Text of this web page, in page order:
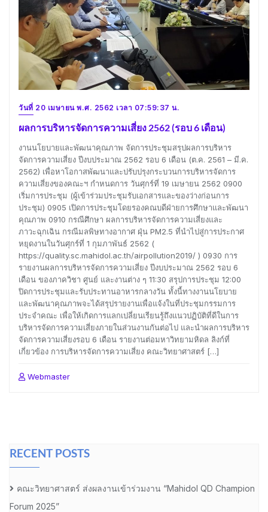
วันที่ 20 เมษายน พ.ศ. 2562 เวลา 07:59:37 น.
ผลการบริหารจัดการความเสี่ยง 2562 (รอบ 6 เดือน)
งานนโยบายและพัฒนาคุณภาพ จัดการประชุมสรุปผลการบริหาร
จัดการความเสี่ยง ปีงบประมาณ 2562 รอบ 6 เดือน (ต.ค. 2561 – มี.ค.
2562) เพื่อหาโอกาสพัฒนาและปรับปรุงกระบวนการบริหารจัดการ
ความเสี่ยงของคณะฯ กำหนดการ วันศุกร์ที่ 19 เมษายน 2562 0900
เริ่มการประชุม (ผู้เข้าร่วมประชุมรับเอกสารและของว่างก่อนการ
ประชุม) 0905 เปิดการประชุมโดยรองคณบดีฝ่ายการศึกษาและพัฒนา
คุณภาพ 0910 กรณีศึกษา ผลการบริหารจัดการความเสี่ยงและ
ภาวะฉุกเฉิน กรณีมลพิษทางอากาศ ฝุ่น PM2.5 ที่นำไปสู่การประกาศ
หยุดงานในวันศุกร์ที่ 1 กุมภาพันธ์ 2562 (
https://quality.sc.mahidol.ac.th/airpollution2019/ ) 0930 การ
รายงานผลการบริหารจัดการความเสี่ยง ปีงบประมาณ 2562 รอบ 6
เดือน ของภาควิชา ศูนย์ และงานต่าง ๆ 11:30 สรุปการประชุม 12:00
ปิดการประชุมและรับประทานอาหารกลางวัน ทั้งนี้ทางงานนโยบาย
และพัฒนาคุณภาพจะได้สรุปรายงานเพื่อแจ้งในที่ประชุมกรรมการ
ประจำคณะ เพื่อให้เกิดการแลกเปลี่ยนเรียนรู้ถึงแนวปฏิบัติที่ดีในการ
บริหารจัดการความเสี่ยงภายในส่วนงานกันต่อไป และนำผลการบริหาร
จัดการความเสี่ยงรอบ 6 เดือน รายงานต่อมหาวิทยามหิดล ลิงก์ที่
เกี่ยวข้อง การบริหารจัดการความเสี่ยง คณะวิทยาศาสตร์ […]
Webmaster
RECENT POSTS
คณะวิทยาศาสตร์ ส่งผลงานเข้าร่วมงาน “Mahidol QD Champion
Forum 2025”